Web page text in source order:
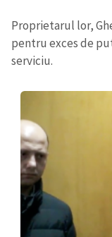
Proprietarul lor,
pentru exces de
serviciu.